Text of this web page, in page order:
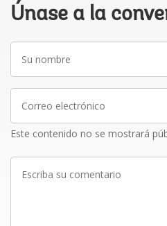
Únase a la
nombre
electrónico
Este contenido no se mostrará